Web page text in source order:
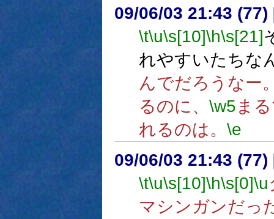
09/06/03 21:43 (77)
\t\u\s[10]\h\s[21]
れやすいたちな
んでだろうなー
るのに、 \w5ま
れるのは。 \e
09/06/03 21:43 (77)
\t\u\s[10]\h\s[0]\u
マシンガンだっ